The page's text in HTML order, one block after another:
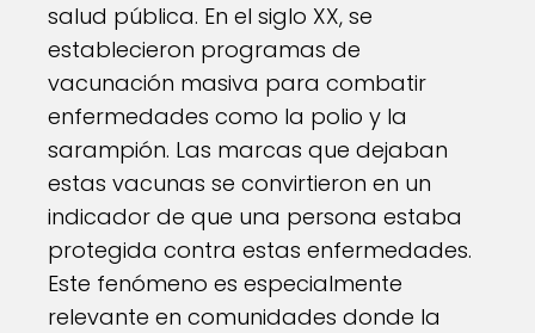
salud pública. En el siglo XX, se
establecieron programas de
vacunación masiva para combatir
enfermedades como la polio y la
sarampión. Las marcas que dejaban
estas vacunas se convirtieron en un
indicador de que una persona estaba
protegida contra estas enfermedades.
Este fenómeno es especialmente
relevante en comunidades donde la